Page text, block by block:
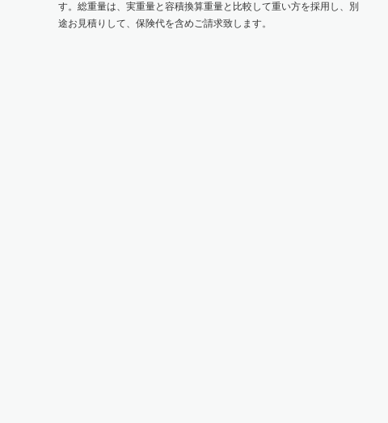
す。総重量は、実重量と容積換算重量と比較して重い方を採用し、別
途お見積りして、保険代を含めご請求致します。